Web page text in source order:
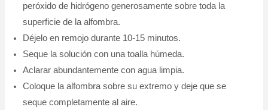
peróxido de hidrógeno generosamente sobre toda la
superficie de la alfombra.
Déjelo en remojo durante 10-15 minutos.
Seque la solución con una toalla húmeda.
Aclarar abundantemente con agua limpia.
Coloque la alfombra sobre su extremo y deje que se
seque completamente al aire.